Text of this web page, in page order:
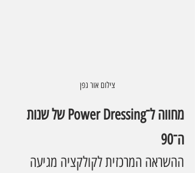
צילום אור גפן
מחווה ל־Power Dressing של שנות
ה־90
ההשראה המרכזית לקולקציה מגיעה